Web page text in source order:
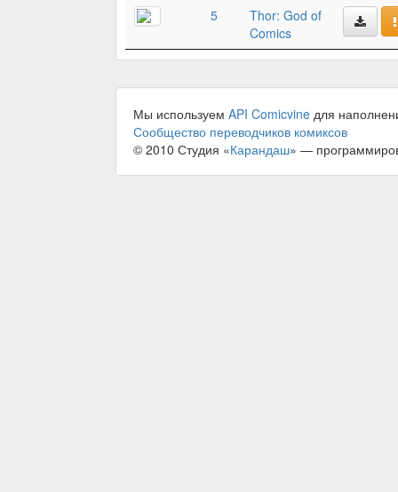
5
Thor: God of
Comics
Мы используем API Comicvine для
Сообщество переводчиков комиксов
© 2010 Студия «Карандаш» —